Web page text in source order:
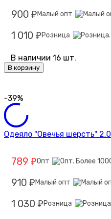
900 ₽ Малый опт
1 010 ₽ Розница
В наличии 16 шт.
В корзину
-39%
Одеяло "Овечья шерсть" 2.0
789 ₽Опт
910 ₽ Малый опт
1 030 ₽ Розница